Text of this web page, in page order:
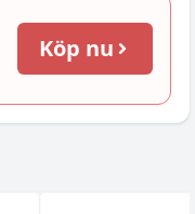
Köp nu